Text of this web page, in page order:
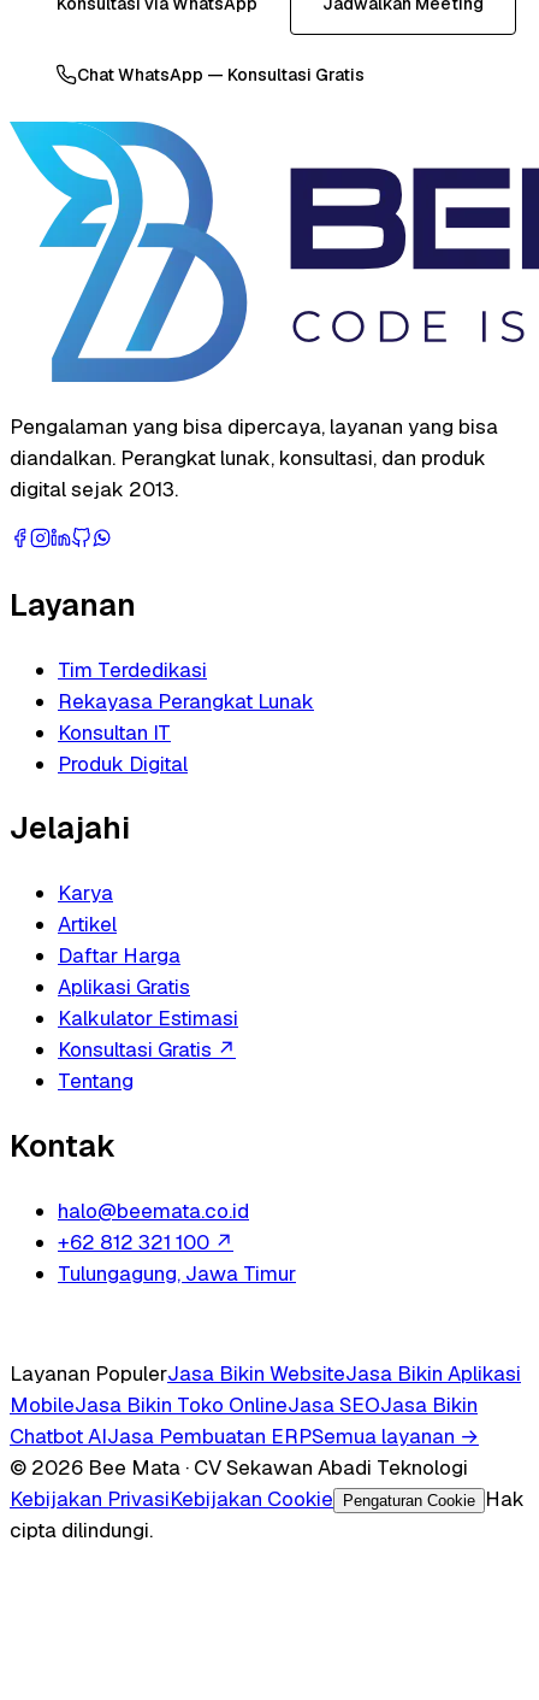
Chat WhatsApp — Konsultasi Gratis
Pengalaman yang bisa dipercaya, layanan yang bisa
diandalkan. Perangkat lunak, konsultasi, dan produk
digital sejak 2013.
Layanan
Tim Terdedikasi
Rekayasa Perangkat Lunak
Konsultan IT
Produk Digital
Jelajahi
Karya
Artikel
Daftar Harga
Aplikasi Gratis
Kalkulator Estimasi
Konsultasi Gratis ↗
Tentang
Kontak
halo@beemata.co.id
+62 812 321 100 ↗
Tulungagung, Jawa Timur
Layanan PopulerJasa Bikin WebsiteJasa Bikin Aplikasi
MobileJasa Bikin Toko OnlineJasa SEOJasa Bikin
Chatbot AIJasa Pembuatan ERPSemua layanan →
© 2026 Bee Mata · CV Sekawan Abadi Teknologi
Kebijakan PrivasiKebijakan Cookie Pengaturan Cookie
Hak
cipta dilindungi.